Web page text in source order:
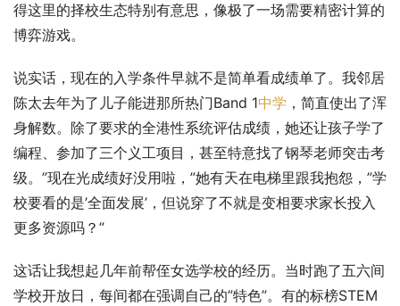
得这里的择校生态特别有意思，像极了一场需要精密计算的
博弈游戏。
说实话，现在的入学条件早就不是简单看成绩单了。我邻居
陈太去年为了儿子能进那所热门Band 1中学 ，简直使出了浑
身解数。除了要求的全港性系统评估成绩，她还让孩子学了
编程、参加了三个义工项目，甚至特意找了钢琴老师突击考
级。”现在光成绩好没用啦，”她有天在电梯里跟我抱怨，”学
校要看的是’全面发展’，但说穿了不就是变相要求家长投入
更多资源吗？”
这话让我想起几年前帮侄女选学校的经历。当时跑了五六间
学校开放日，每间都在强调自己的”特色”。有的标榜STEM